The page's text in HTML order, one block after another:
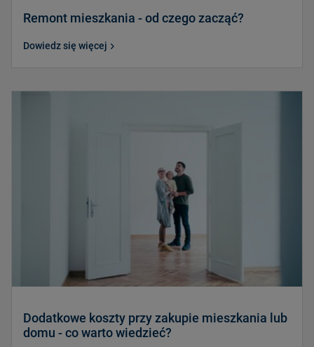
Remont mieszkania - od czego zacząć?
Dowiedz się więcej
Dodatkowe koszty przy zakupie mieszkania lub
domu - co warto wiedzieć?